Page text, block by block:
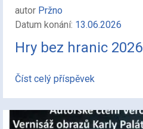
autor Pržno
Datum konání: 13.06.2026
Hry bez hranic 2026
Číst celý příspěvek